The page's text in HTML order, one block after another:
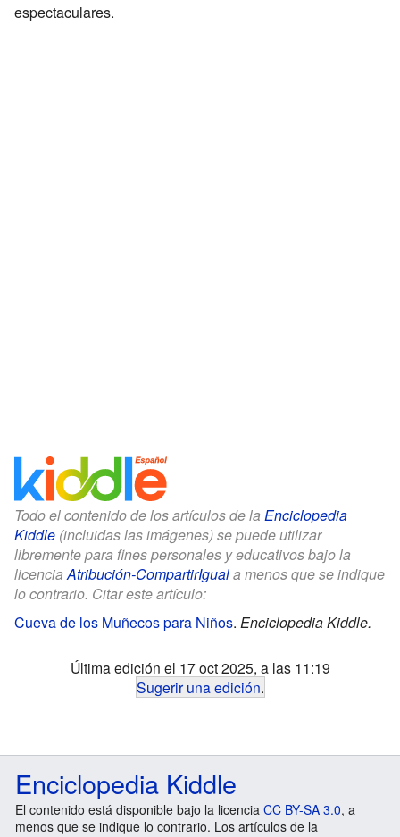
espectaculares.
Todo el contenido de los artículos de la Enciclopedia
Kiddle (incluidas las imágenes) se puede utilizar
libremente para fines personales y educativos bajo la
licenciaAtribución-CompartirIguala menos que se indique
lo contrario. Citar este artículo:
Cueva de los Muñecos para Niños. Enciclopedia Kiddle.
Última edición el 17 oct 2025, a las 11:19
Sugerir una edición.
Enciclopedia Kiddle
El contenido está disponible bajo la licencia CC BY-SA 3.0, a
menos que se indique lo contrario. Los artículos de la